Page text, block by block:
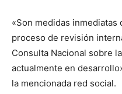
«Son medidas
proceso de revisión
Consulta Nacional sobre
actualmente en
la mencionada red social.